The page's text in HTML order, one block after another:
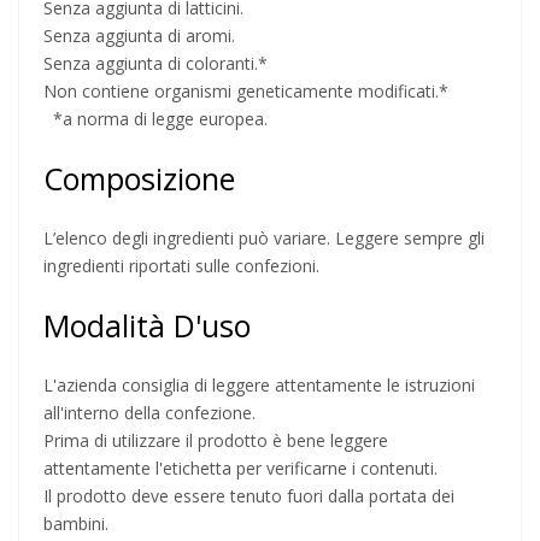
Senza aggiunta di latticini.
Senza aggiunta di aromi.
Senza aggiunta di coloranti.*
Non contiene organismi geneticamente modificati.*
*a norma di legge europea.
Composizione
L’elenco degli ingredienti può variare. Leggere sempre gli
ingredienti riportati sulle confezioni.
Modalità D'uso
L'azienda consiglia di leggere attentamente le istruzioni
all'interno della confezione.
Prima di utilizzare il prodotto è bene leggere
attentamente l'etichetta per verificarne i contenuti.
Il prodotto deve essere tenuto fuori dalla portata dei
bambini.